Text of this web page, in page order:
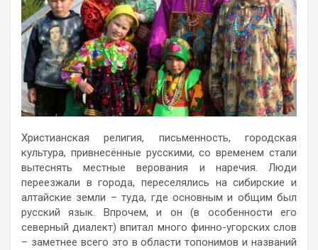
Христианская религия, письменность, городская
культура, привнесённые русскими, со временем стали
вытеснять местные верования и наречия. Люди
переезжали в города, переселялись на сибирские и
алтайские земли – туда, где основным и общим был
русский язык. Впрочем, и он (в особенности его
северный диалект) впитал много финно-угорских слов
– заметнее всего это в области топонимов и названий